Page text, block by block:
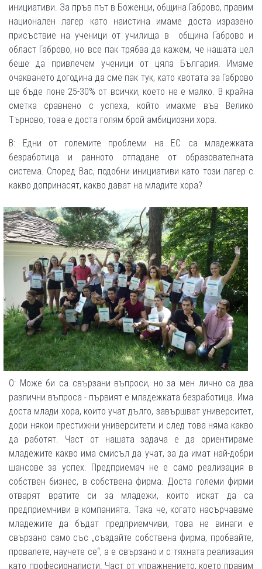
инициативи. За пръв път в Боженци, община Габрово, правим
национален лагер като наистина имаме доста изразено
присъствие на ученици от училища в община Габрово и
област Габрово, но все пак трябва да кажем, че нашата цел
беше да привлечем ученици от цяла България. Имаме
очакването догодина да сме пак тук, като квотата за Габрово
ще бъде поне 25-30% от всички, което не е малко. В крайна
сметка сравнено с успеха, който имахме във Велико
Търново, това е доста голям брой амбициозни хора.
В: Едни от големите проблеми на ЕС са младежката
безработица и ранното отпадане от образователната
система. Според Вас, подобни инициативи като този лагер с
какво допринасят, какво дават на младите хора?
О: Може би са свързани въпроси, но за мен лично са два
различни въпроса - първият е младежката безработица. Има
доста млади хора, които учат дълго, завършват университет,
дори някои престижни университети и след това няма какво
да работят. Част от нашата задача е да ориентираме
младежите какво има смисъл да учат, за да имат най-добри
шансове за успех. Предприемач не е само реализация в
собствен бизнес, в собствена фирма. Доста големи фирми
отварят вратите си за младежи, които искат да са
предприемчиви в компанията. Така че, когато насърчаваме
младежите да бъдат предприемчиви, това не винаги е
свързано само със „създайте собствена фирма, пробвайте,
провалете, научете се“, а е свързано и с тяхната реализация
като професионалисти. Част от упражнението, което правим